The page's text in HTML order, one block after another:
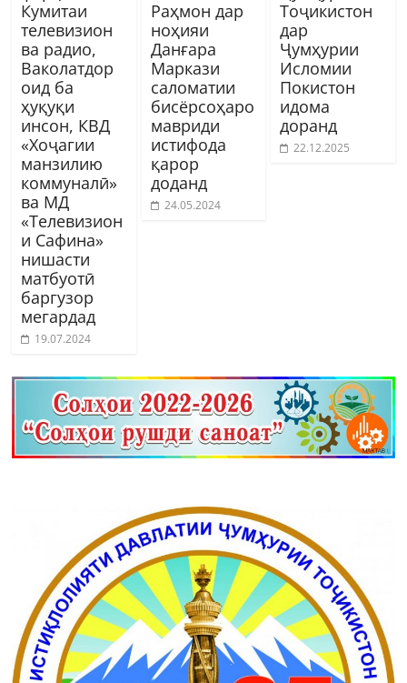
Кумитаи
телевизион
ва радио,
Ваколатдор
оид ба
ҳуқуқи
инсон, КВД
«Хоҷагии
манзилию
коммуналӣ»
ва МД
«Телевизион
и Сафина»
нишасти
матбуотӣ
баргузор
мегардад
19.07.2024
Раҳмон дар
ноҳияи
Данғара
Маркази
саломатии
бисёрсоҳаро
мавриди
истифода
қарор
доданд
24.05.2024
Тоҷикистон
дар
Ҷумҳурии
Исломии
Покистон
идома
доранд
22.12.2025